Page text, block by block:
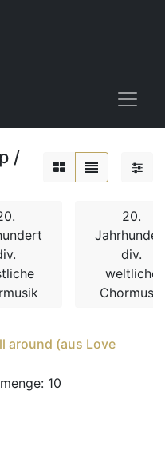
/
20.
div.
weltliche
Chormusik
around (aus Love
10